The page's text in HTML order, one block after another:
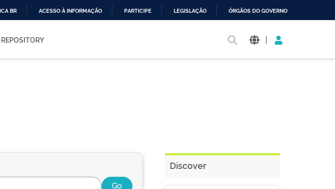
O
BR ACESSO À INFORMAÇÃO PARTICIPE LEGISLAÇÃO ÓRGÃOS DO GOVERNO
|
Discover